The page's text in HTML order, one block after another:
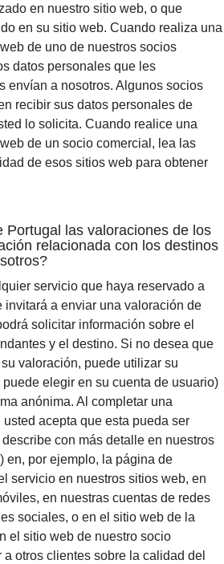
en nuestro sitio web, o que
en su sitio web. Cuando realiza una
de uno de nuestros socios
datos personales que les
envían a nosotros. Algunos socios
recibir sus datos personales de
lo solicita. Cuando realice una
de un socio comercial, lea las
de esos sitios web para obtener
Portugal las valoraciones de los
relacionada con los destinos
servicio que haya reservado a
invitará a enviar una valoración de
solicitar información sobre el
y el destino. Si no desea que
valoración, puede utilizar su
elegir en su cuenta de usuario)
anónima. Al completar una
acepta que esta pueda ser
con más detalle en nuestros
) en, por ejemplo, la página de
servicio en nuestros sitios web, en
en nuestras cuentas de redes
sociales, o en el sitio web de la
el sitio web de nuestro socio
otros clientes sobre la calidad del